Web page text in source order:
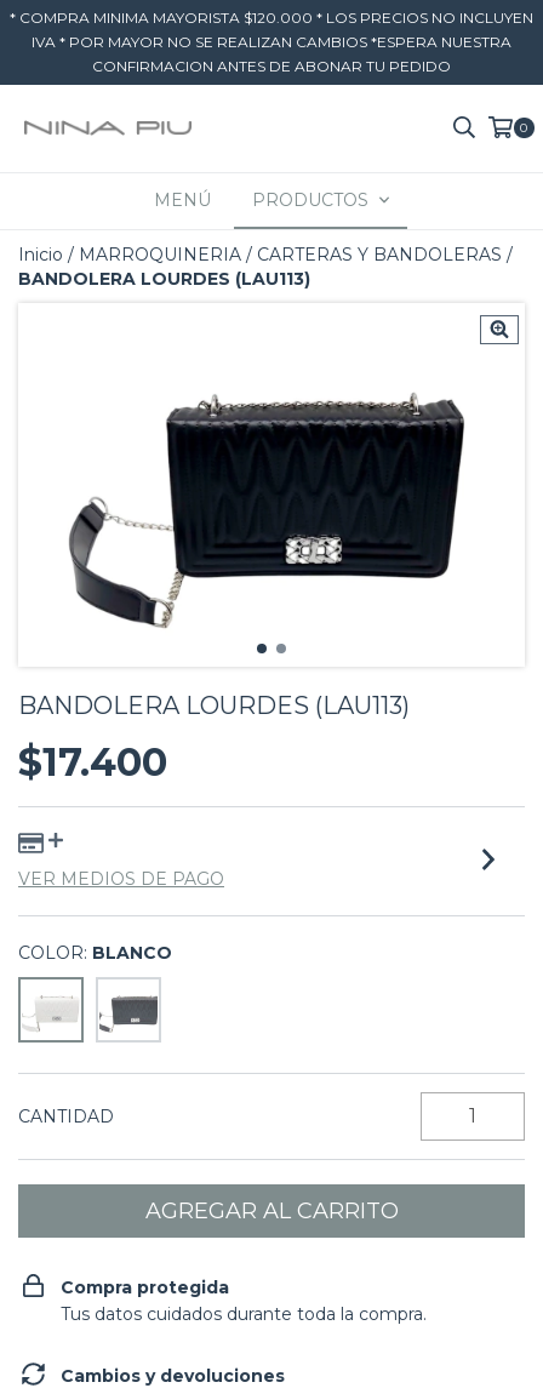
* COMPRA MINIMA MAYORISTA $120.000 * LOS PRECIOS NO INCLUYEN
IVA * POR MAYOR NO SE REALIZAN CAMBIOS *ESPERA NUESTRA
CONFIRMACION ANTES DE ABONAR TU PEDIDO
0
MENÚ PRODUCTOS
Inicio / MARROQUINERIA / CARTERAS Y BANDOLERAS /
BANDOLERA LOURDES (LAU113)
BANDOLERA LOURDES (LAU113)
$17.400
VER MEDIOS DE PAGO
COLOR: BLANCO
CANTIDAD
Compra protegida
Tus datos cuidados durante toda la compra.
Cambios y devoluciones